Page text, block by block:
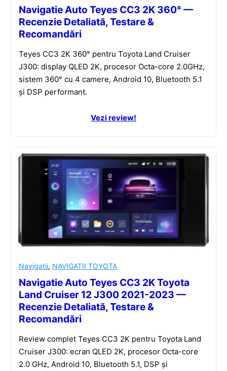
Navigatie Auto Teyes CC3 2K 360° —
Recenzie Detaliată, Testare &
Recomandări
Teyes CC3 2K 360° pentru Toyota Land Cruiser
J300: display QLED 2K, procesor Octa-core 2.0GHz,
sistem 360° cu 4 camere, Android 10, Bluetooth 5.1
și DSP performant.
Vezi review!
Navigatii, NAVIGATII TOYOTA
Navigatie Auto Teyes CC3 2K Toyota
Land Cruiser 12 J300 2021-2023 —
Recenzie Detaliată, Testare &
Recomandări
Review complet Teyes CC3 2K pentru Toyota Land
Cruiser J300: ecran QLED 2K, procesor Octa-core
2.0 GHz, Android 10, Bluetooth 5.1, DSP și